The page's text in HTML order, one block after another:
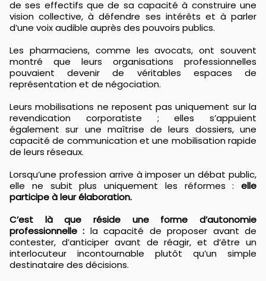
de ses effectifs que de sa capacité à construire une
vision collective, à défendre ses intérêts et à parler
d’une voix audible auprès des pouvoirs publics.
Les pharmaciens, comme les avocats, ont souvent
montré que leurs organisations professionnelles
pouvaient devenir de véritables espaces de
représentation et de négociation.
Leurs mobilisations ne reposent pas uniquement sur la
revendication corporatiste ; elles s’appuient
également sur une maîtrise de leurs dossiers, une
capacité de communication et une mobilisation rapide
de leurs réseaux.
Lorsqu’une profession arrive à imposer un débat public,
elle ne subit plus uniquement les réformes : elle
participe à leur élaboration.
C’est là que réside une forme d’autonomie
professionnelle : la capacité de proposer avant de
contester, d’anticiper avant de réagir, et d’être un
interlocuteur incontournable plutôt qu’un simple
destinataire des décisions.